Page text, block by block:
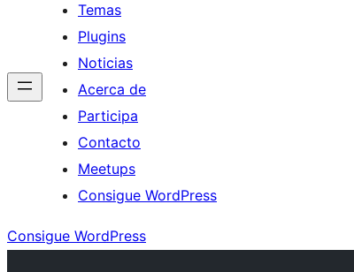
Temas
Plugins
Noticias
Acerca de
Participa
Contacto
Meetups
Consigue WordPress
Consigue WordPress